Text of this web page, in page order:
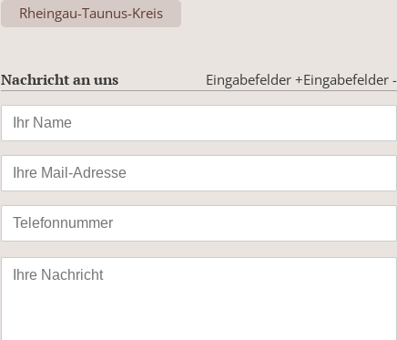
Rheingau-Taunus-Kreis
Nachricht an uns Eingabefelder -
Eingabefelder +
Bitte
lasse